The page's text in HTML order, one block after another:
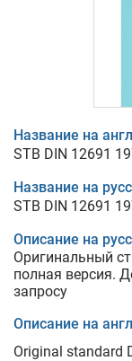
Название на
STB DIN 12691
Название на
STB DIN 12691
Описание на
Оригинальный
полная версия.
запросу
Описание на
Original standard